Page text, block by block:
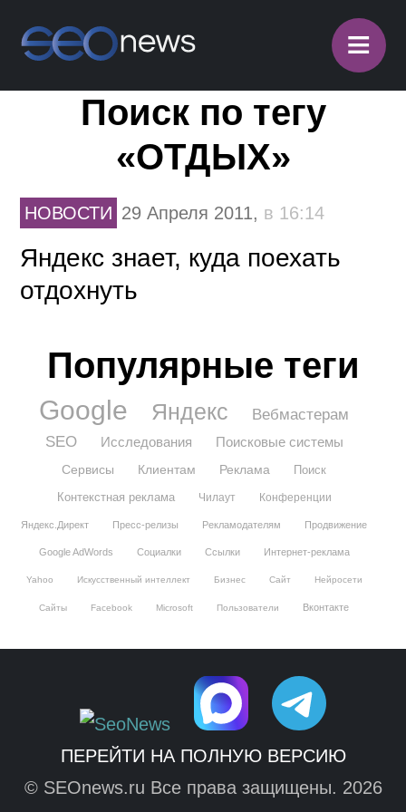
≡
Поиск по тегу
«ОТДЫХ»
НОВОСТИ 29 Апреля 2011, в 16:14
Яндекс знает, куда поехать
отдохнуть
Популярные теги
Google Яндекс
Вебмастерам
SEO
Исследования Поисковые системы
Сервисы Клиентам Реклама
Поиск
Контекстная реклама
Чилаут Конференции
Яндекс.Директ Пресс-релизы Рекламодателям Продвижение
Google AdWords Социалки Ссылки Интернет-реклама
Yahoo Искусственный интеллект Бизнес Сайт Нейросети
Сайты Facebook Microsoft Пользователи Вконтакте
ПЕРЕЙТИ НА ПОЛНУЮ ВЕРСИЮ
© SEOnews.ru Все права защищены. 2026